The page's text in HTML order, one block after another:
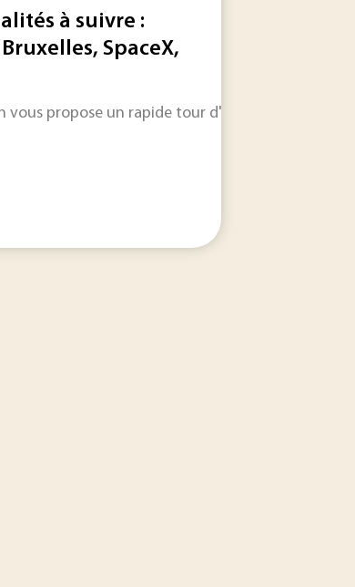
mauvais signal à l’ensemble des producteurs
énergétique très ambitieuse. En moins de
à suivre :
SpaceX,
vous propose un rapide tour d'horizon sur les
sanitaires, énergétiques et industriels. La...
dix ans, la France vient de se doter d'un